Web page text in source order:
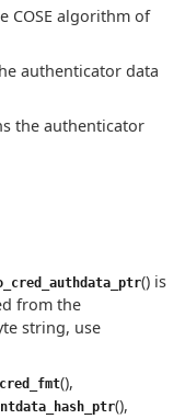
COSE algorithm of
authenticator data
the authenticator
() is
from the
string, use
(),
(),